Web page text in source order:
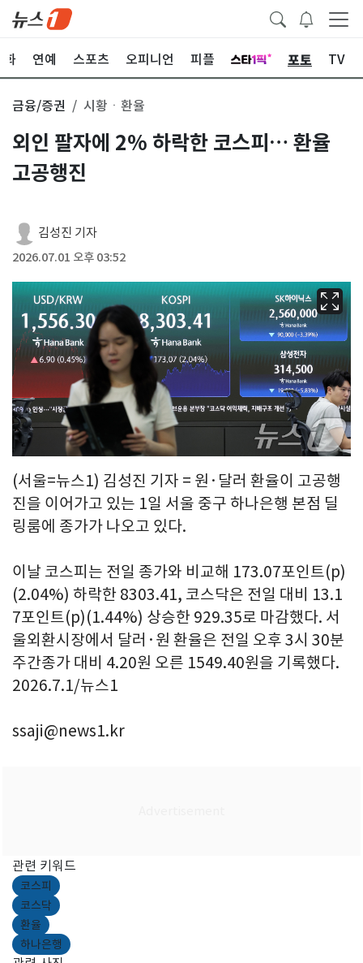
화 연예 스포츠 오피니언 피플 포토 TV
금융/증권 시황ㆍ환율
외인 팔자에 2% 하락한 코스피… 환율
고공행진
김성진 기자
2026.07.01 오후 03:52
(서울=뉴스1) 김성진 기자 = 원·달러 환율이 고공행
진을 이어가고 있는 1일 서울 중구 하나은행 본점 딜
링룸에 종가가 나오고 있다.
이날 코스피는 전일 종가와 비교해 173.07포인트(p)
(2.04%) 하락한 8303.41, 코스닥은 전일 대비 13.1
7포인트(p)(1.44%) 상승한 929.35로 마감했다. 서
울외환시장에서 달러·원 환율은 전일 오후 3시 30분
주간종가 대비 4.20원 오른 1549.40원을 기록했다.
2026.7.1/뉴스1
ssaji@news1.kr
관련 키워드
코스피
코스닥
환율
하나은행